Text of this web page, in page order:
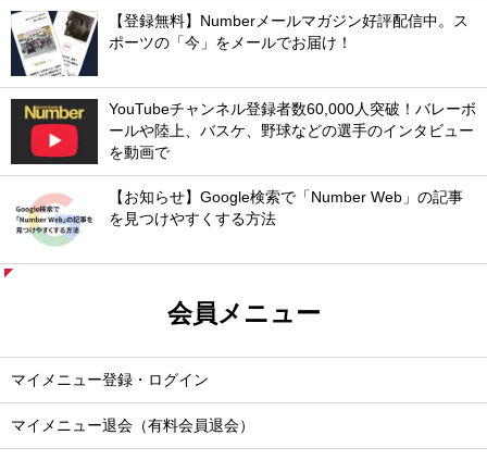
【登録無料】Numberメールマガジン好評配信中。ス
ポーツの「今」をメールでお届け！
YouTubeチャンネル登録者数60,000人突破！バレーボ
ールや陸上、バスケ、野球などの選手のインタビュー
を動画で
【お知らせ】Google検索で「Number Web」の記事
を見つけやすくする方法
会員メニュー
マイメニュー登録・ログイン
マイメニュー退会（有料会員退会）